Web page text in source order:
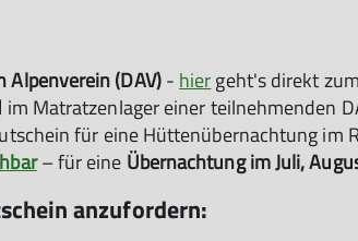
Alpenverein(DAV)- hiergeht's direkt
im Matratzenlager einer teilnehmenden
für eine Hüttenübernachtung im
– für eine Übernachtung im Juli,
anzufordern: